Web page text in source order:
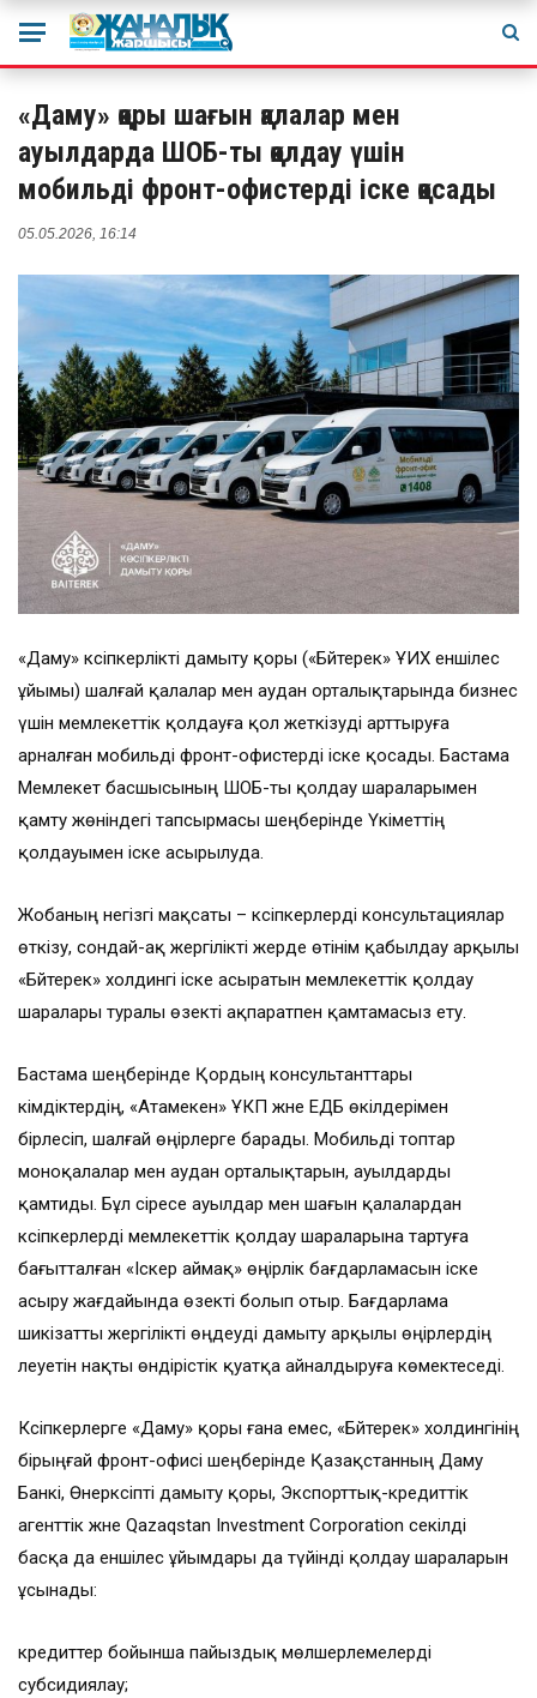
«Даму» қоры шағын қалалар мен
ауылдарда ШОБ-ты қолдау үшін
мобильді фронт-офистерді іске қосады
05.05.2026, 16:14
«Даму» кәсіпкерлікті дамыту қоры («Бәйтерек» ҰИХ еншілес
ұйымы) шалғай қалалар мен аудан орталықтарында бизнес
үшін мемлекеттік қолдауға қол жеткізуді арттыруға
арналған мобильді фронт-офистерді іске қосады. Бастама
Мемлекет басшысының ШОБ-ты қолдау шараларымен
қамту жөніндегі тапсырмасы шеңберінде Үкіметтің
қолдауымен іске асырылуда.
Жобаның негізгі мақсаты – кәсіпкерлерді консультациялар
өткізу, сондай-ақ жергілікті жерде өтінім қабылдау арқылы
«Бәйтерек» холдингі іске асыратын мемлекеттік қолдау
шаралары туралы өзекті ақпаратпен қамтамасыз ету.
Бастама шеңберінде Қордың консультанттары
әкімдіктердің, «Атамекен» ҰКП және ЕДБ өкілдерімен
бірлесіп, шалғай өңірлерге барады. Мобильді топтар
моноқалалар мен аудан орталықтарын, ауылдарды
қамтиды. Бұл әсіресе ауылдар мен шағын қалалардан
кәсіпкерлерді мемлекеттік қолдау шараларына тартуға
бағытталған «Іскер аймақ» өңірлік бағдарламасын іске
асыру жағдайында өзекті болып отыр. Бағдарлама
шикізатты жергілікті өңдеуді дамыту арқылы өңірлердің
әлеуетін нақты өндірістік қуатқа айналдыруға көмектеседі.
Кәсіпкерлерге «Даму» қоры ғана емес, «Бәйтерек» холдингінің
бірыңғай фронт-офисі шеңберінде Қазақстанның Даму
Банкі, Өнеркәсіпті дамыту қоры, Экспорттық-кредиттік
агенттік және Qazaqstan Investment Corporation секілді
басқа да еншілес ұйымдары да түйінді қолдау шараларын
ұсынады:
кредиттер бойынша пайыздық мөлшерлемелерді
субсидиялау;